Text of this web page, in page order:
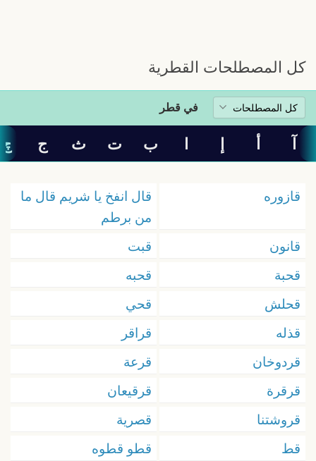
كل المصطلحات القطرية
في قطر
آ أ إ ا ب ت ث ج چ
قازوره
قال انفخ يا شريم قال ما
من برطم
قانون
قبت
قحبة
قحبه
قحلش
قحي
قذله
قراقر
قردوخان
قرعة
قرقرة
قرقيعان
قروشتنا
قصرية
قط
قطو قطوه